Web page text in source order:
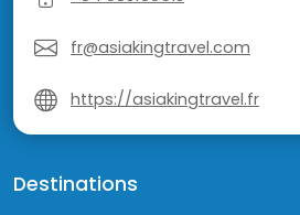
fr@asiakingtravel.com
https://asiakingtravel.fr
Destinations